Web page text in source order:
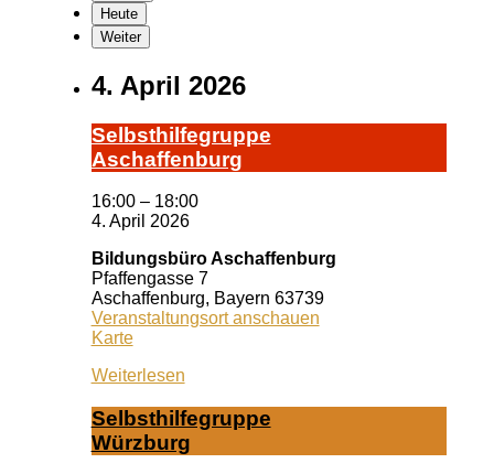
Heute
Weiter
4. April 2026
Selbst­hil­fe­grup­pe
A­schaf­fen­burg
16:00 – 18:00
4. April 2026
Bildungsbüro Aschaffenburg
Pfaffengasse 7
Aschaffenburg, Bayern 63739
Veranstaltungsort anschauen
KarteBildungsbüro
Weiterlesen
Selbst­hil­fe­grup­pe
Würz­burg